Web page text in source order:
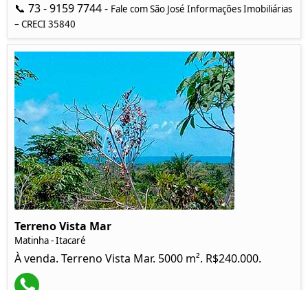
📞 73 - 9159 7744 - Fale com São José Informações Imobiliárias
– CRECI 35840
Terreno Vista Mar
Matinha - Itacaré
À venda. Terreno Vista Mar. 5000 m². R$240.000.